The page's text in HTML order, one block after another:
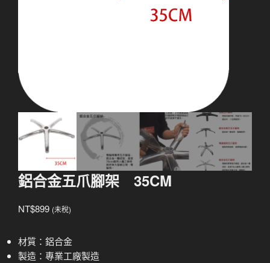
鋁合金五爪腳架 35CM
NT$899 (未稅)
材質：鋁合金
製造：專業工廠製造